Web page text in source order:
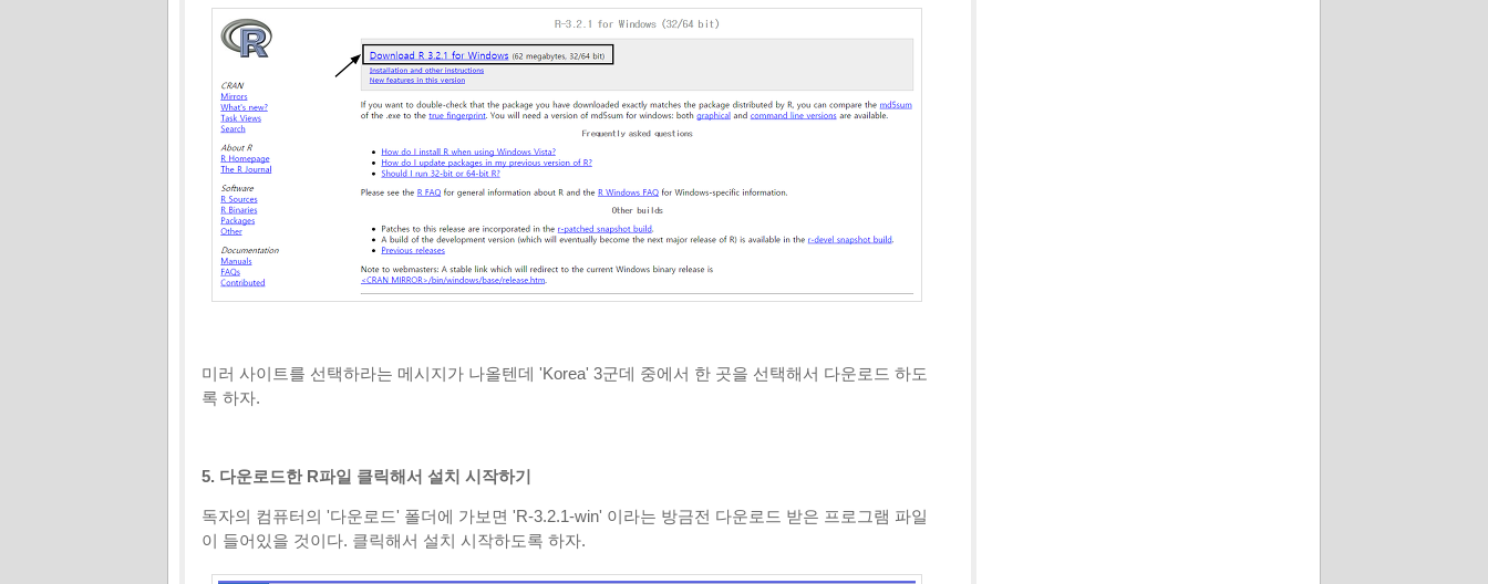
미러 사이트를 선택하라는 메시지가 나올텐데 'Korea' 3군데 중에서 한 곳을 선택해서 다운로드 하도
록 하자.
5. 다운로드한 R파일 클릭해서 설치 시작하기
독자의 컴퓨터의 '다운로드' 폴더에 가보면 'R-3.2.1-win' 이라는 방금전 다운로드 받은 프로그램 파일
이 들어있을 것이다. 클릭해서 설치 시작하도록 하자.